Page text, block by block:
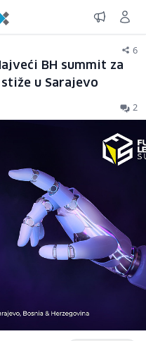
6
BH summit za
u Sarajevo
2